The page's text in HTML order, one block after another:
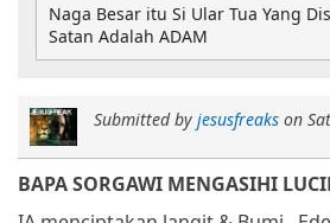
Submitted by jesusfreaks on
BAPA SORGAWI MENGASIHI
Naga Besar itu Si Ular Tua Yang
Satan Adalah ADAM